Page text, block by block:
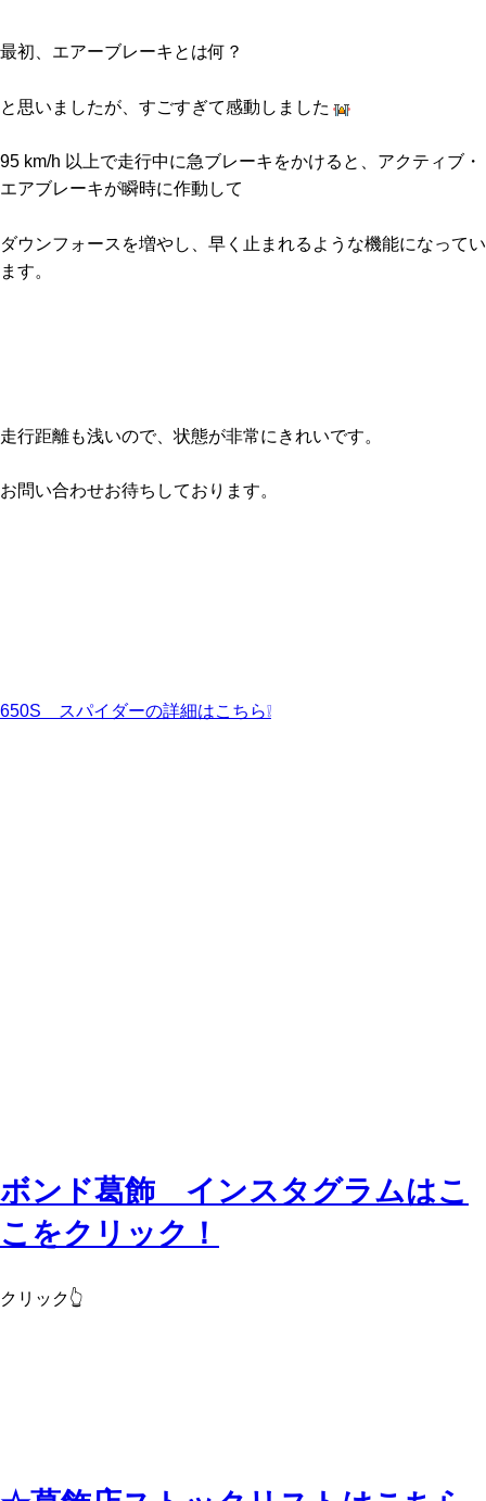
最初、エアーブレーキとは何？
と思いましたが、すごすぎて感動しました
95 km/h 以上で走行中に急ブレーキをかけると、アクティブ・
エアブレーキが瞬時に作動して
ダウンフォースを増やし、早く止まれるような機能になってい
ます。
走行距離も浅いので、状態が非常にきれいです。
お問い合わせお待ちしております。
650S スパイダーの詳細はこちら❕
ボンド葛飾 インスタグラムはこ
こをクリック！
クリック👆